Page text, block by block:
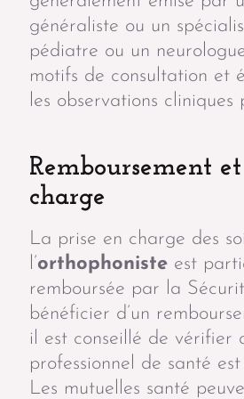
généraliste ou un
pédiatre ou un
motifs de consultation et
les observations cliniques
Remboursement
charge
La prise en charge des
l’orthophoniste est
remboursée par la
bénéficier d’un
il est conseillé de vérifier
professionnel de santé
Les mutuelles santé